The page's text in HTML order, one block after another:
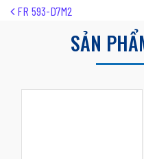
Post navigation
FR 593-D7M2
SẢN